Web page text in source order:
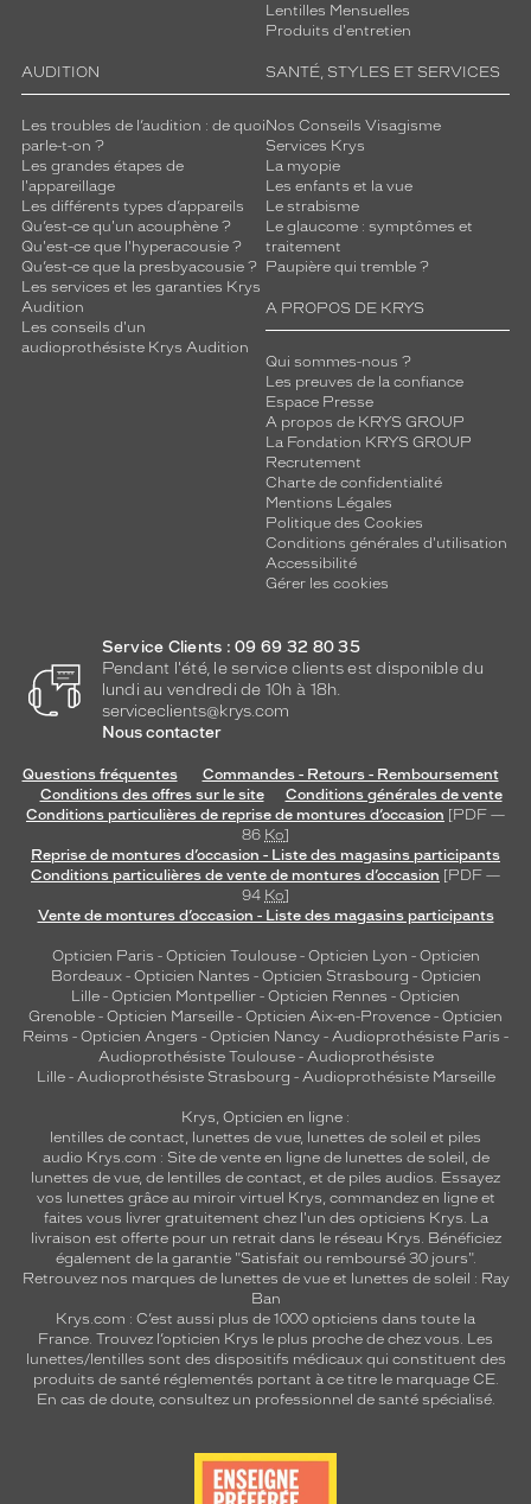
Lentilles Mensuelles
Produits d'entretien
AUDITION
Les troubles de l’audition : de quoi
parle-t-on ?
Les grandes étapes de
l'appareillage
Les différents types d’appareils
Qu’est-ce qu'un acouphène ?
Qu'est-ce que l'hyperacousie ?
Qu’est-ce que la presbyacousie ?
Les services et les garanties Krys
Audition
Les conseils d'un
audioprothésiste Krys Audition
SANTÉ, STYLES ET SERVICES
Nos Conseils Visagisme
Services Krys
La myopie
Les enfants et la vue
Le strabisme
Le glaucome : symptômes et
traitement
Paupière qui tremble ?
A PROPOS DE KRYS
Qui sommes-nous ?
Les preuves de la confiance
Espace Presse
A propos de KRYS GROUP
La Fondation KRYS GROUP
Recrutement
Charte de confidentialité
Mentions Légales
Politique des Cookies
Conditions générales d'utilisation
Accessibilité
Gérer les cookies
Service Clients : 09 69 32 80 35
Pendant l'été, le service clients est disponible du
lundi au vendredi de 10h à 18h.
serviceclients@krys.com
Nous contacter
Questions fréquentes
Commandes - Retours - Remboursement
Conditions des offres sur le site
Conditions générales de vente
Conditions particulières de reprise de montures d’occasion [PDF —
86 Ko]
Reprise de montures d’occasion - Liste des magasins participants
Conditions particulières de vente de montures d’occasion [PDF —
94 Ko]
Vente de montures d’occasion - Liste des magasins participants
Opticien Paris - Opticien Toulouse- Opticien Lyon - Opticien
Bordeaux- Opticien Nantes - Opticien Strasbourg - Opticien
Lille - Opticien Montpellier - Opticien Rennes - Opticien
Grenoble - Opticien Marseille - Opticien Aix-en-Provence - Opticien
Reims - Opticien Angers - Opticien Nancy - Audioprothésiste Paris -
Audioprothésiste Toulouse- Audioprothésiste
Lille- Audioprothésiste Strasbourg - Audioprothésiste Marseille
Krys, Opticien en ligne :
lentilles de contact, lunettes de vue, lunettes de soleil et piles
audio Krys.com : Site de vente en ligne de lunettes de soleil, de
lunettes de vue, de lentilles de contact, et de piles audios. Essayez
vos lunettes grâce au miroir virtuel Krys, commandez en ligne et
faites vous livrer gratuitement chez l'un des opticiens Krys. La
livraison est offerte pour un retrait dans le réseau Krys. Bénéficiez
également de la garantie "Satisfait ou remboursé 30 jours".
Retrouvez nos marques de lunettes de vue et lunettes de soleil : Ray
Ban
Krys.com : C’est aussi plus de 1000 opticiens dans toute la
France. Trouvez l’opticien Krys le plus proche de chez vous. Les
lunettes/lentilles sont des dispositifs médicaux qui constituent des
produits de santé réglementés portant à ce titre le marquage CE.
En cas de doute, consultez un professionnel de santé spécialisé.